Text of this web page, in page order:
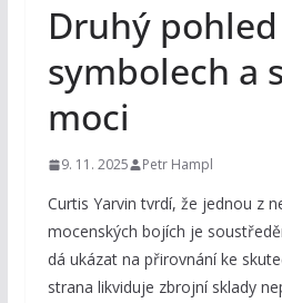
Druhý pohled
symbolech a
moci
9. 11. 2025 Petr Hampl
Curtis Yarvin tvrdí, že jednou z
mocenských bojích je
dá ukázat na přirovnání ke
strana likviduje zbrojní sklady